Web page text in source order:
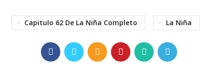
Capitulo 62 De La Niña Completo La Niña